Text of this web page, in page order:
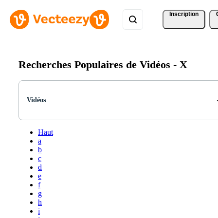
Inscription
Recherches Populaires de Vidéos - X
Vidéos
Haut
a
b
c
d
e
f
g
h
i